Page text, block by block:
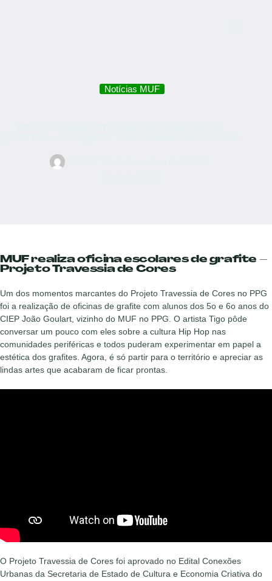
Notícias MUF
MUF realiza oficina escolares de grafite –
Projeto Travessia de Cores
Um dos momentos marcantes do Projeto Travessia de Cores no PPG
foi a realização de oficinas de grafite com alunos dos 5o e 6o anos do
CIEP João Goulart, vizinho do MUF no PPG. O artista Tigo pôde
conversar um pouco com eles sobre a cultura Hip Hop nas
comunidades periféricas e todos puderam experimentar em papel a
estética dos grafites. Agora, é só partir para o território e apreciar as
lindas artes que acabaram de ficar prontas.
O Projeto Travessia de Cores foi aprovado no Edital Conexões
Urbanas da Secretaria de Estado de Cultura e Economia Criativa do